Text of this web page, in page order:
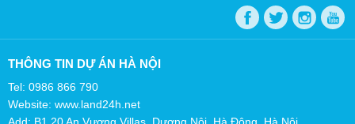
THÔNG TIN DỰ ÁN HÀ NỘI
Tel: 0986 866 790
Website: www.land24h.net